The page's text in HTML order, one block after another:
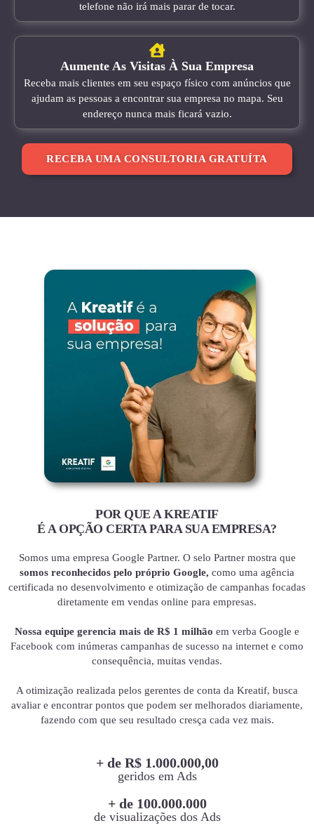
telefone não irá mais parar de tocar.
Aumente As Visitas À Sua Empresa
Receba mais clientes em seu espaço físico com anúncios que
ajudam as pessoas a encontrar sua empresa no mapa. Seu
endereço nunca mais ficará vazio.
RECEBA UMA CONSULTORIA GRATUÍTA
POR QUE A KREATIF
É A OPÇÃO CERTA PARA SUA EMPRESA?
Somos uma empresa Google Partner. O selo Partner mostra que
somos reconhecidos pelo próprio Google, como uma agência
certificada no desenvolvimento e otimização de campanhas focadas
diretamente em vendas online para empresas.
Nossa equipe gerencia mais de R$ 1 milhão em verba Google e
Facebook com inúmeras campanhas de sucesso na internet e como
consequência, muitas vendas.
A otimização realizada pelos gerentes de conta da Kreatif, busca
avaliar e encontrar pontos que podem ser melhorados diariamente,
fazendo com que seu resultado cresça cada vez mais.
+ de R$ 1.000.000,00
geridos em Ads
+ de 100.000.000
de visualizações dos Ads